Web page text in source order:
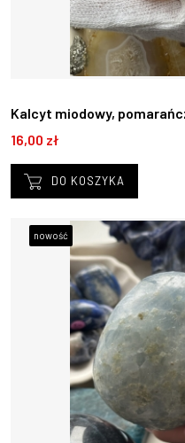
Kalcyt miodowy,
16,00 zł
DO KOSZYKA
nowość